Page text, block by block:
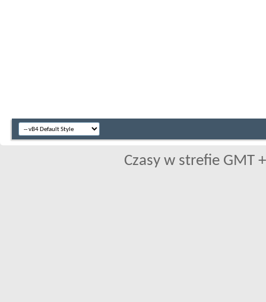
Czasy w strefie GMT